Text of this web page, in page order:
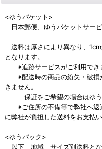
<ゆうパケット>
日本郵便、ゆうパケットサービ
送料は厚さにより異なり、
となります。
※追跡サービスがご利用でき
※配送時の商品の紛失・破損
きません。
保証をご希望の場合はゆう
※ご住所の不備等で弊社へ返
に弊社が負担した送料をお支払い
<ゆうパック>
以下、地域、サイズ別送料とな